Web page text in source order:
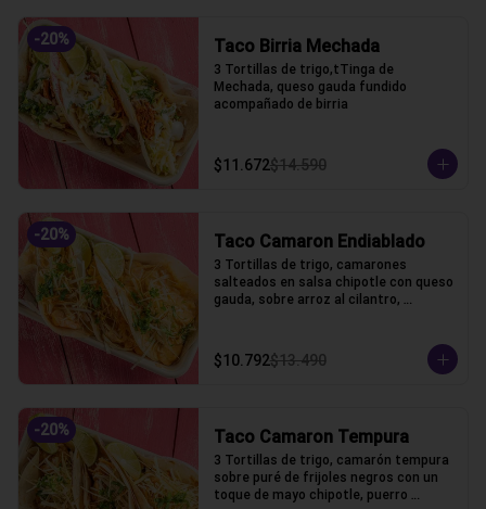
-20% Taco Birria Mechada
3 Tortillas de trigo,tTinga de
Mechada, queso gauda fundido
acompañado de birria
$11.672$14.590
-20% Taco Camaron Endiablado
3 Tortillas de trigo, camarones
salteados en salsa chipotle con queso
gauda, sobre arroz al cilantro,
$10.792$13.490
-20% Taco Camaron Tempura
3 Tortillas de trigo, camarón tempura
sobre puré de frijoles negros con un
toque de mayo chipotle, puerro